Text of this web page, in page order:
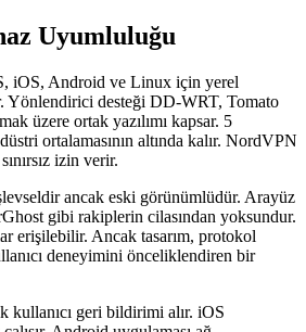
Uyumluluğu
iOS, Android ve Linux için yerel
Yönlendirici desteği DD-WRT, Tomato
üzere ortak yazılımı kapsar. 5
ortalamasının altında kalır. NordVPN
izin verir.
ancak eski görünümlüdür. Arayüz
gibi rakiplerin cilasından yoksundur.
erişilebilir. Ancak tasarım, protokol
deneyimini önceliklendiren bir
kullanıcı geri bildirimi alır. iOS